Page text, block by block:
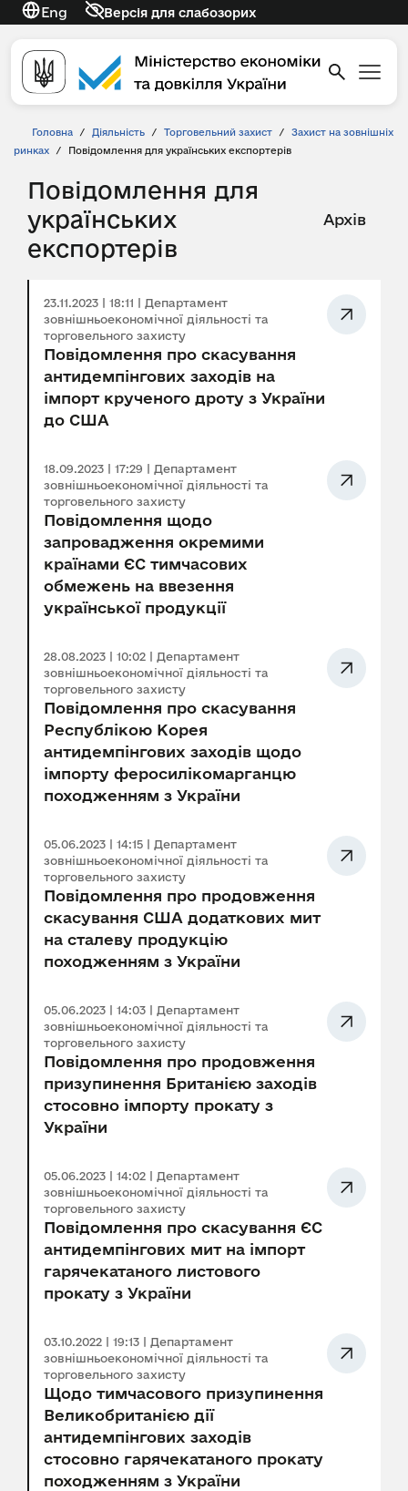
Eng Версія для слабозорих
Головна / Діяльність / Торговельний захист /
Захист на зовнішніх
ринках
/ Повідомлення для українських експортерів
Повідомлення для
українських
експортерів
Архів
23.11.2023 | 18:11 | Департамент
зовнішньоекономічної діяльності та
торговельного захисту
Повідомлення про скасування
антидемпінгових заходів на
імпорт крученого дроту з України
до США
18.09.2023 | 17:29 | Департамент
зовнішньоекономічної діяльності та
торговельного захисту
Повідомлення щодо
запровадження окремими
країнами ЄС тимчасових
обмежень на ввезення
української продукції
28.08.2023 | 10:02 | Департамент
зовнішньоекономічної діяльності та
торговельного захисту
Повідомлення про скасування
Республікою Корея
антидемпінгових заходів щодо
імпорту феросилікомарганцю
походженням з України
05.06.2023 | 14:15 | Департамент
зовнішньоекономічної діяльності та
торговельного захисту
Повідомлення про продовження
скасування США додаткових мит
на сталеву продукцію
походженням з України
05.06.2023 | 14:03 | Департамент
зовнішньоекономічної діяльності та
торговельного захисту
Повідомлення про продовження
призупинення Британією заходів
стосовно імпорту прокату з
України
05.06.2023 | 14:02 | Департамент
зовнішньоекономічної діяльності та
торговельного захисту
Повідомлення про скасування ЄС
антидемпінгових мит на імпорт
гарячекатаного листового
прокату з України
03.10.2022 | 19:13 | Департамент
зовнішньоекономічної діяльності та
торговельного захисту
Щодо тимчасового призупинення
Великобританією дії
антидемпінгових заходів
стосовно гарячекатаного прокату
походженням з України